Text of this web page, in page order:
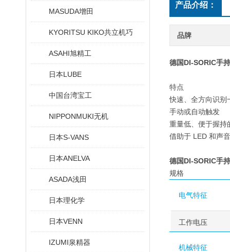
MASUDA增田
KYORITSU KIKO共立机巧
ASAHI旭精工
日本LUBE
中国台湾宝工
NIPPONMUKI无机
日本S-VANS
日本ANELVA
ASADA浅田
日本理化学
日本VENN
IZUMI泉精器
产品介绍：
品牌
德国DI-SORIC手
特点
快速、全方向识别
手动或自动触发
重量低、便于握持
借助于 LED 和声
德国DI-SORIC手
规格
电气特征
工作电压
机械特征